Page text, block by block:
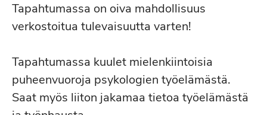
Tapahtumassa on oiva mahdollisuus
verkostoitua tulevaisuutta varten!
Tapahtumassa kuulet mielenkiintoisia
puheenvuoroja psykologien työelämästä.
Saat myös liiton jakamaa tietoa työelämästä